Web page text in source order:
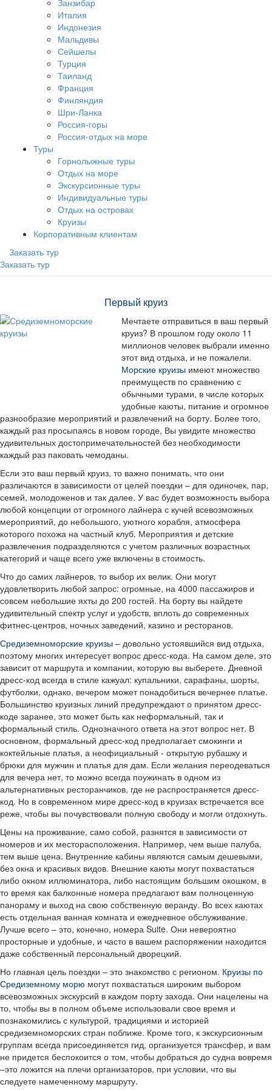
Занзибар
Италия
Индонезия
Мальдивы
Сейшелы
Турция
Таиланд
Франция
Финляндия
Шри-Ланка
Россия-горы
Россия-отдых на море
Туры
Горнолыжные туры
Отдых на море
Экскурсионные туры
Индивидуальные туры
Отдых на островах
Круизы
Корпоративным клиентам
Заказать тур
Заказать тур
Первый круиз
Мечтаете отправиться в ваш первый
круиз? В прошлом году около 11
миллионов человек выбрали именно
этот вид отдыха, и не пожалели.
Морские круизы имеют множество
преимуществ по сравнению с
обычными турами, в числе которых
удобные каюты, питание и огромное
разнообразие мероприятий и развлечений на борту. Более того,
каждый раз просыпаясь в новом городе, Вы увидите множество
удивительных достопримечательностей без необходимости
каждый раз паковать чемоданы.
Если это ваш первый круиз, то важно понимать, что они
различаются в зависимости от целей поездки – для одиночек, пар,
семей, молодоженов и так далее. У вас будет возможность выбора
любой концепции от огромного лайнера с кучей всевозможных
мероприятий, до небольшого, уютного корабля, атмосфера
которого похожа на частный клуб. Мероприятия и детские
развлечения подразделяются с учетом различных возрастных
категорий и чаще всего уже включены в стоимость.
Что до самих лайнеров, то выбор их велик. Они могут
удовлетворить любой запрос: огромные, на 4000 пассажиров и
совсем небольшие яхты до 200 гостей. На борту вы найдете
удивительный спектр услуг и удобств, вплоть до современных
фитнес-центров, ночных заведений, казино и ресторанов.
Средиземноморские круизы – довольно устоявшийся вид отдыха,
поэтому многих интересует вопрос дресс-кода. На самом деле, это
зависит от маршрута и компании, которую вы выберете. Дневной
дресс-код всегда в стиле кажуал: купальники, сарафаны, шорты,
футболки, однако, вечером может понадобиться вечернее платье.
Большинство круизных линий предупреждают о принятом дресс-
коде заранее, это может быть как неформальный, так и
формальный стиль. Однозначного ответа на этот вопрос нет. В
основном, формальный дресс-код предполагает смокинги и
коктейльные платья, а неофициальный - открытую рубашку и
брюки для мужчин и платья для дам. Если желания переодеваться
для вечера нет, то можно всегда поужинать в одном из
альтернативных ресторанчиков, где не распространяется дресс-
код. Но в современном мире дресс-код в круизах встречается все
реже, чтобы вы почувствовали полную свободу и могли отдохнуть.
Цены на проживание, само собой, разнятся в зависимости от
номеров и их месторасположения. Например, чем выше палуба,
тем выше цена. Внутренние кабины являются самым дешевыми,
без окна и красивых видов. Внешние каюты могут похвастаться
либо окном иллюминатора, либо настоящим большим окошком, в
то время как балконные номера предлагают вам полноценную
панораму и выход на свою собственную веранду. Во всех каютах
есть отдельная ванная комната и ежедневное обслуживание.
Лучше всего – это, конечно, номера Suite. Они невероятно
просторные и удобные, и часто в вашем распоряжении находится
даже собственный персональный дворецкий.
Но главная цель поездки – это знакомство с регионом. Круизы по
Средиземному морю могут похвастаться широким выбором
всевозможных экскурсий в каждом порту захода. Они нацелены на
то, чтобы вы в полном объеме использовали свое время и
познакомились с культурой, традициями и историей
средиземноморских стран поближе. Кроме того, к экскурсионным
группам всегда присоединяется гид, организуется трансфер, и вам
не придется беспокоится о том, чтобы добраться до судна вовремя
–это ложится на плечи организаторов, при условии, что вы
следуете намеченному маршруту.